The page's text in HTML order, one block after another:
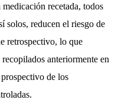
recetada, todos
solos, reducen el riesgo de
retrospectivo, lo que
anteriormente en
de los